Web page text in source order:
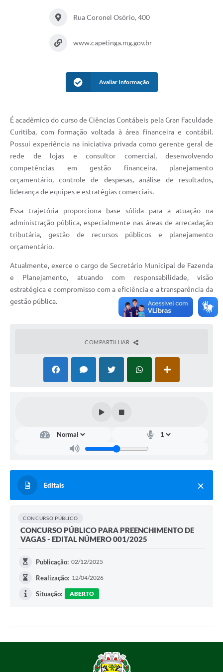
Rua Coronel Osório, 400
www.capetinga.mg.gov.br
Avaliar Informação
É acadêmico do curso de Ciências Contábeis pela Gran Faculdade
Curitiba, com formação voltada à área financeira e contábil.
Possui experiência na iniciativa privada como gerente geral de
rede de lojas e consultor comercial, desenvolvendo
competências em gestão financeira, planejamento
orçamentário, controle de despesas, análise de resultados,
liderança de equipes e estratégias comerciais.
Essa trajetória proporciona base sólida para a atuação na
administração pública, especialmente nas áreas de arrecadação
tributária, gestão de recursos públicos e planejamento
orçamentário.
Atualmente, exerce o cargo de Secretário Municipal de Fazenda
e Planejamento, atuando com responsabilidade, visão
estratégica e compromisso com a eficiência e a transparência da
gestão pública.
COMPARTILHAR
Editais
CONCURSO PÚBLICO
CONCURSO PÚBLICO PARA PREENCHIMENTO DE
VAGAS - EDITAL NÚMERO 001/2025
Publicação: 02/12/2025
Realização: 12/04/2026
Situação: ABERTO